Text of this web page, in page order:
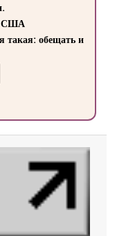
США
такая: обещать и